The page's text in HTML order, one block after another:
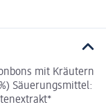
mit Kräutern
Säuerungsmittel: